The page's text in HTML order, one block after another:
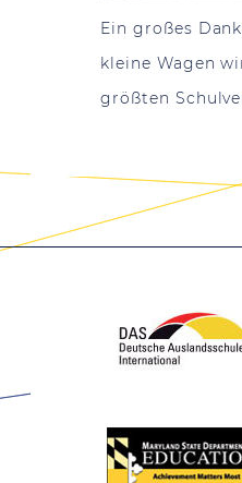
Ein großes
kleine Wagen
größten